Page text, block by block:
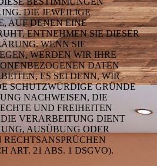
DIE JEWEILIGE
AUF DENEN EINE
ENTNEHMEN SIE DIESER
WENN SIE
WERDEN WIR IHRE
DATEN
ES SEI DENN, WIR
SCHUTZWÜRDIGE GRÜNDE
NACHWEISEN, DIE
UND FREIHEITEN
VERARBEITUNG DIENT
AUSÜBUNG ODER
ART. 21 ABS. 1 DSGVO).